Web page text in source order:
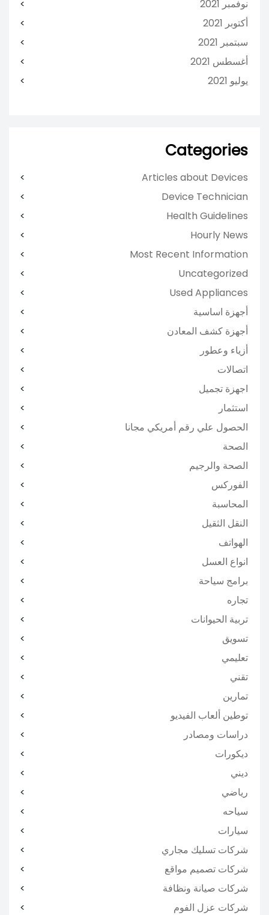
نوفمبر 2021
أكتوبر 2021
سبتمبر 2021
أغسطس 2021
يوليو 2021
Categories
Articles about Devices
Device Technician
Health Guidelines
Hourly News
Most Recent Information
Uncategorized
Used Appliances
أجهزة اساسية
أجهزة كشف المعادن
أزياء وعطور
اتصالات
اجهزة تجميل
استثمار
الحصول علي رقم أمريكي مجانا
الصحة
الصحة والرجيم
الفوركس
المحاسبة
النقل الثقيل
الهواتف
انواع العسل
برامج سياحة
تجاره
تربية الحيوانات
تسويق
تعليمي
تقني
تمارين
توطين ألعاب الفيديو
دراسات ومصادر
ديكورات
ديني
رياضي
سياحه
سيارات
شركات تسليك مجاري
شركات تصميم مواقع
شركات صيانة ونظافة
شركات عزل الفوم